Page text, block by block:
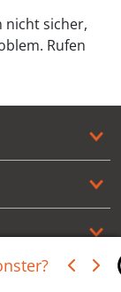
nicht sicher,
Rufen